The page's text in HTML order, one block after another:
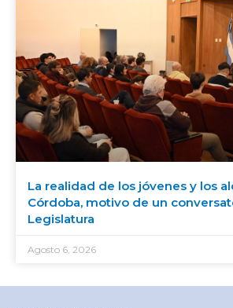
La realidad de los jóvenes y los
Córdoba, motivo de un
Legislatura
Agosto 6, 2026